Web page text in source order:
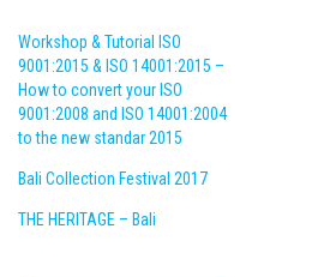
Workshop & Tutorial ISO
9001:2015 & ISO 14001:2015 –
How to convert your ISO
9001:2008 and ISO 14001:2004
to the new standar 2015
Bali Collection Festival 2017
THE HERITAGE – Bali